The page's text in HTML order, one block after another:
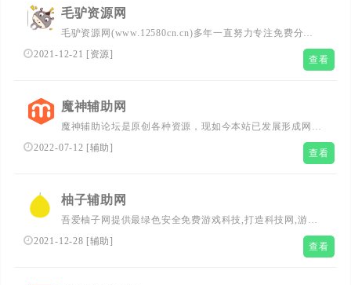
毛驴资源网
毛驴资源网(www.12580cn.cn)多年一直努力专注免费分享
QQ技术娱乐！免费分享破解游戏辅助外挂优志资源。自学
教程网不定时分享各行各业的自学教程视频，毛驴资源网多
2021-12-21 [资源] 查看
魔神辅助网
魔神辅助论坛是原创各种资源，现如今本站已发展形成网站
源码、主题模板、游戏辅助、精品软件、破解软件、电脑软
件、程序源码、经验教程、影视资源等各个领域的资源！魔
2022-07-12 [辅助] 查看
柚子辅助网
吾爱柚子网提供最绿色安全免费游戏科技,打造科技网,游戏
科技,页游科技,科技软件,手机软件,破解软件,编程安全与易
2021-12-28 [辅助] 查看